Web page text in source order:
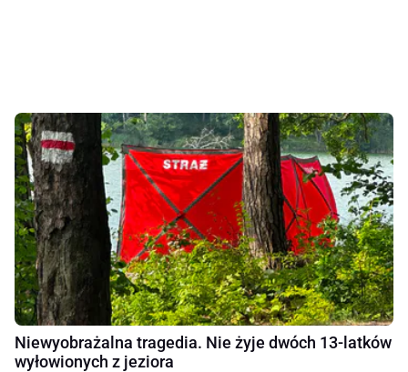
Niewyobrażalna tragedia. Nie żyje dwóch 13-latków
wyłowionych z jeziora